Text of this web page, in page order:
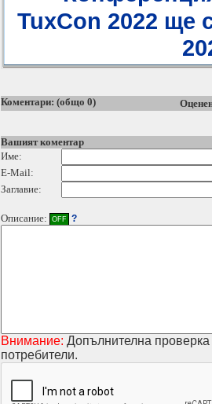
TuxCon 2022 ще
Коментари: (общо 0)
Вашият коментар
Име:
E-Mail:
Заглавие:
Описание: OFF ?
Внимание: Допълнителна
потребители.